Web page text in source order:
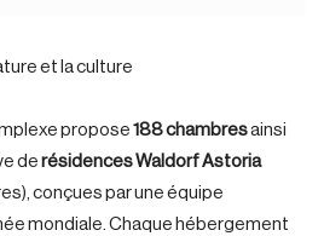
et la culture
propose 188 chambresainsi
de résidences Waldorf Astoria
conçues par une équipe
mondiale. Chaque hébergement